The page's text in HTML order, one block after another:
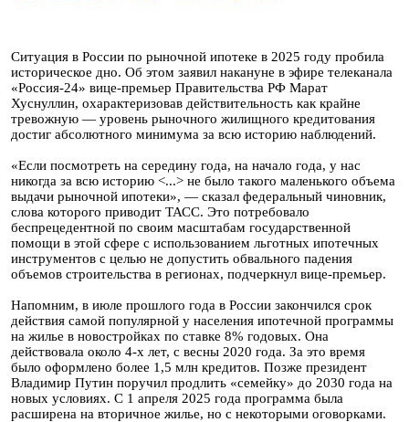
Ситуация в России по рыночной ипотеке в 2025 году пробила
историческое дно. Об этом заявил накануне в эфире телеканала
«Россия-24» вице-премьер Правительства РФ Марат
Хуснуллин, охарактеризовав действительность как крайне
тревожную — уровень рыночного жилищного кредитования
достиг абсолютного минимума за всю историю наблюдений.
«Если посмотреть на середину года, на начало года, у нас
никогда за всю историю <...> не было такого маленького объема
выдачи рыночной ипотеки», — сказал федеральный чиновник,
слова которого приводит ТАСС. Это потребовало
беспрецедентной по своим масштабам государственной
помощи в этой сфере с использованием льготных ипотечных
инструментов с целью не допустить обвального падения
объемов строительства в регионах, подчеркнул вице-премьер.
Напомним, в июле прошлого года в России закончился срок
действия самой популярной у населения ипотечной программы
на жилье в новостройках по ставке 8% годовых. Она
действовала около 4-х лет, с весны 2020 года. За это время
было оформлено более 1,5 млн кредитов. Позже президент
Владимир Путин поручил продлить «семейку» до 2030 года на
новых условиях. С 1 апреля 2025 года программа была
расширена на вторичное жилье, но с некоторыми оговорками.